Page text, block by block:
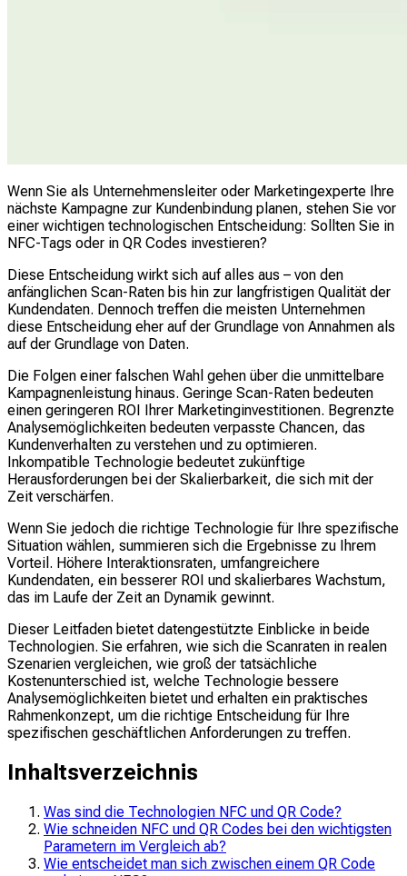
Wenn Sie als Unternehmensleiter oder Marketingexperte Ihre
nächste Kampagne zur Kundenbindung planen, stehen Sie vor
einer wichtigen technologischen Entscheidung: Sollten Sie in
NFC-Tags oder in QR Codes investieren?
Diese Entscheidung wirkt sich auf alles aus – von den
anfänglichen Scan-Raten bis hin zur langfristigen Qualität der
Kundendaten. Dennoch treffen die meisten Unternehmen
diese Entscheidung eher auf der Grundlage von Annahmen als
auf der Grundlage von Daten.
Die Folgen einer falschen Wahl gehen über die unmittelbare
Kampagnenleistung hinaus. Geringe Scan-Raten bedeuten
einen geringeren ROI Ihrer Marketinginvestitionen. Begrenzte
Analysemöglichkeiten bedeuten verpasste Chancen, das
Kundenverhalten zu verstehen und zu optimieren.
Inkompatible Technologie bedeutet zukünftige
Herausforderungen bei der Skalierbarkeit, die sich mit der
Zeit verschärfen.
Wenn Sie jedoch die richtige Technologie für Ihre spezifische
Situation wählen, summieren sich die Ergebnisse zu Ihrem
Vorteil. Höhere Interaktionsraten, umfangreichere
Kundendaten, ein besserer ROI und skalierbares Wachstum,
das im Laufe der Zeit an Dynamik gewinnt.
Dieser Leitfaden bietet datengestützte Einblicke in beide
Technologien. Sie erfahren, wie sich die Scanraten in realen
Szenarien vergleichen, wie groß der tatsächliche
Kostenunterschied ist, welche Technologie bessere
Analysemöglichkeiten bietet und erhalten ein praktisches
Rahmenkonzept, um die richtige Entscheidung für Ihre
spezifischen geschäftlichen Anforderungen zu treffen.
Inhaltsverzeichnis
Was sind die Technologien NFC und QR Code?
Wie schneiden NFC und QR Codes bei den wichtigsten
Parametern im Vergleich ab?
Wie entscheidet man sich zwischen einem QR Code